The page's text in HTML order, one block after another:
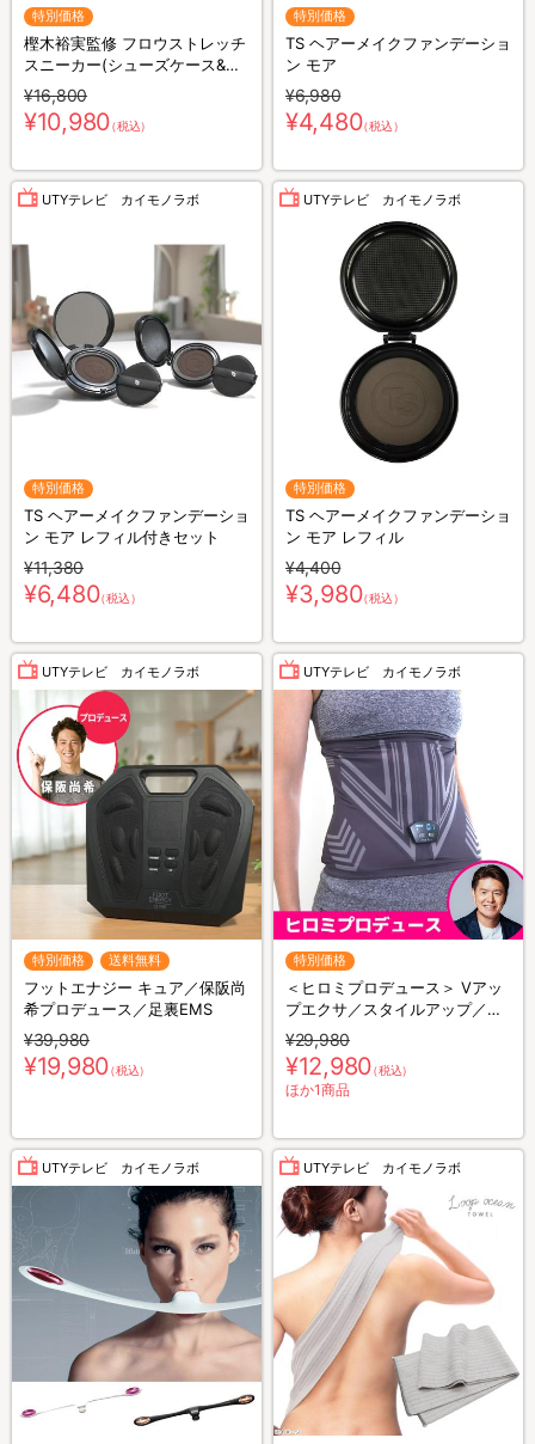
特別価格
樫木裕実監修 フロウストレッチ
スニーカー(シューズケース&靴
ひもセット)
¥16,800
¥10,980（税込）
特別価格
TS ヘアーメイクファンデーショ
ン モア
¥6,980
¥4,480（税込）
UTYテレビ カイモノラボ
特別価格
TS ヘアーメイクファンデーショ
ン モア レフィル付きセット
¥11,380
¥6,480（税込）
UTYテレビ カイモノラボ
特別価格
TS ヘアーメイクファンデーショ
ン モア レフィル
¥4,400
¥3,980（税込）
UTYテレビ カイモノラボ
特別価格 送料無料
フットエナジー キュア／保阪尚
希プロデュース／足裏EMS
¥39,980
¥19,980（税込）
UTYテレビ カイモノラボ
特別価格
＜ヒロミプロデュース＞ Vアッ
プエクサ／スタイルアップ／お
腹用EMS
¥29,980
¥12,980（税込）
ほか1商品
UTYテレビ カイモノラボ UTYテレビ カイモノラボ